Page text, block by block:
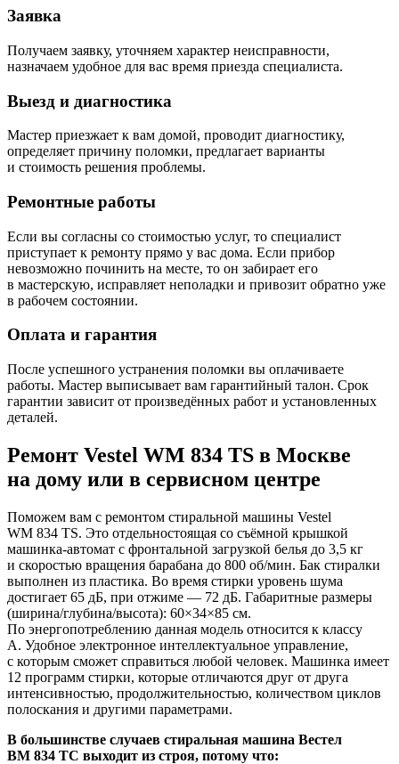
Заявка
Получаем заявку, уточняем характер неисправности,
назначаем удобное для вас время приезда специалиста.
Выезд и диагностика
Мастер приезжает к вам домой, проводит диагностику,
определяет причину поломки, предлагает варианты
и стоимость решения проблемы.
Ремонтные работы
Если вы согласны со стоимостью услуг, то специалист
приступает к ремонту прямо у вас дома. Если прибор
невозможно починить на месте, то он забирает его
в мастерскую, исправляет неполадки и привозит обратно уже
в рабочем состоянии.
Оплата и гарантия
После успешного устранения поломки вы оплачиваете
работы. Мастер выписывает вам гарантийный талон. Срок
гарантии зависит от произведённых работ и установленных
деталей.
Ремонт Vestel WM 834 TS в Москве
на дому или в сервисном центре
Поможем вам с ремонтом стиральной машины Vestel
WM 834 TS. Это отдельностоящая со съёмной крышкой
машинка-автомат с фронтальной загрузкой белья до 3,5 кг
и скоростью вращения барабана до 800 об/мин. Бак стиралки
выполнен из пластика. Во время стирки уровень шума
достигает 65 дБ, при отжиме — 72 дБ. Габаритные размеры
(ширина/глубина/высота): 60×34×85 см.
По энергопотреблению данная модель относится к классу
A. Удобное электронное интеллектуальное управление,
с которым сможет справиться любой человек. Машинка имеет
12 программ стирки, которые отличаются друг от друга
интенсивностью, продолжительностью, количеством циклов
полоскания и другими параметрами.
В большинстве случаев стиральная машина Вестел
ВМ 834 ТС выходит из строя, потому что: